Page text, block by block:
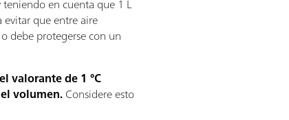
en cuenta que 1 L
que entre aire
debe protegerse con un
valorante de 1 °C
volumen.Considere esto